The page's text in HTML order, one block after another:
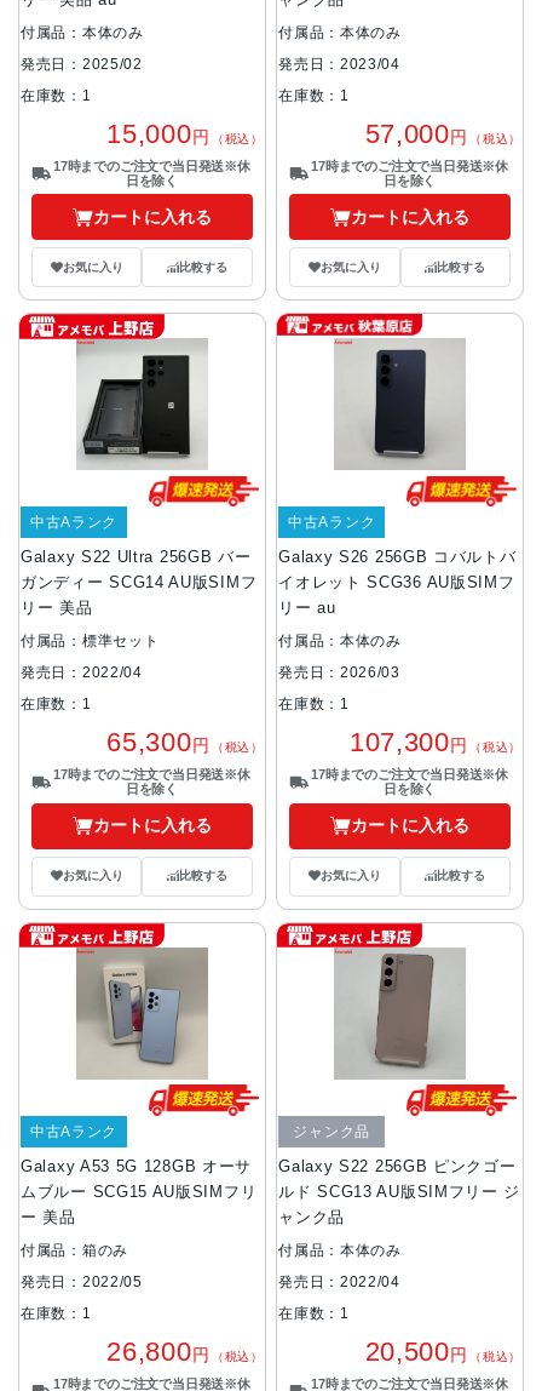
付属品：本体のみ
発売日：2025/02
在庫数：1
15,000円 （税込）
17時までのご注文で当日発送※休
日を除く
カートに入れる
お気に入り 比較する
付属品：本体のみ
発売日：2023/04
在庫数：1
57,000円 （税込）
17時までのご注文で当日発送※休
日を除く
カートに入れる
お気に入り 比較する
Galaxy S22 Ultra 256GB バー
ガンディー SCG14 AU版SIMフ
リー 美品
中古Aランク
付属品：標準セット
発売日：2022/04
在庫数：1
65,300円 （税込）
17時までのご注文で当日発送※休
日を除く
カートに入れる
お気に入り 比較する
Galaxy S26 256GB コバルトバ
イオレット SCG36 AU版SIMフ
リー au
中古Aランク
付属品：本体のみ
発売日：2026/03
在庫数：1
107,300円 （税込）
17時までのご注文で当日発送※休
日を除く
カートに入れる
お気に入り 比較する
Galaxy A53 5G 128GB オーサ
ムブルー SCG15 AU版SIMフリ
ー 美品
中古Aランク
付属品：箱のみ
発売日：2022/05
在庫数：1
26,800円 （税込）
17時までのご注文で当日発送※休
Galaxy S22 256GB ピンクゴー
ルド SCG13 AU版SIMフリー ジ
ャンク品
ジャンク品
付属品：本体のみ
発売日：2022/04
在庫数：1
20,500円 （税込）
17時までのご注文で当日発送※休